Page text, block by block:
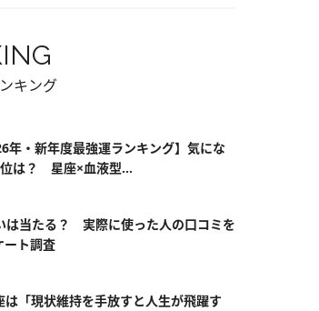
キング
年・新年度最強運ランキング】気にな
は？ 星座×血液型...
は当たる？ 実際に使った人の口コミを
ート調査
は「現状維持を手放すと人生が飛躍す